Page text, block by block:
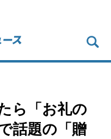
ら「お礼の
話題の「贈